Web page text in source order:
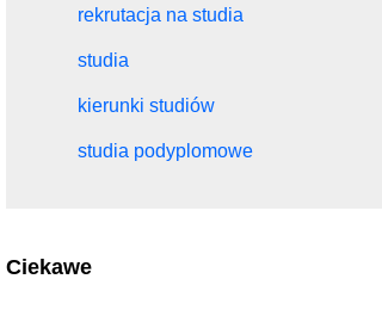
rekrutacja na studia
studia
kierunki studiów
studia podyplomowe
Ciekawe